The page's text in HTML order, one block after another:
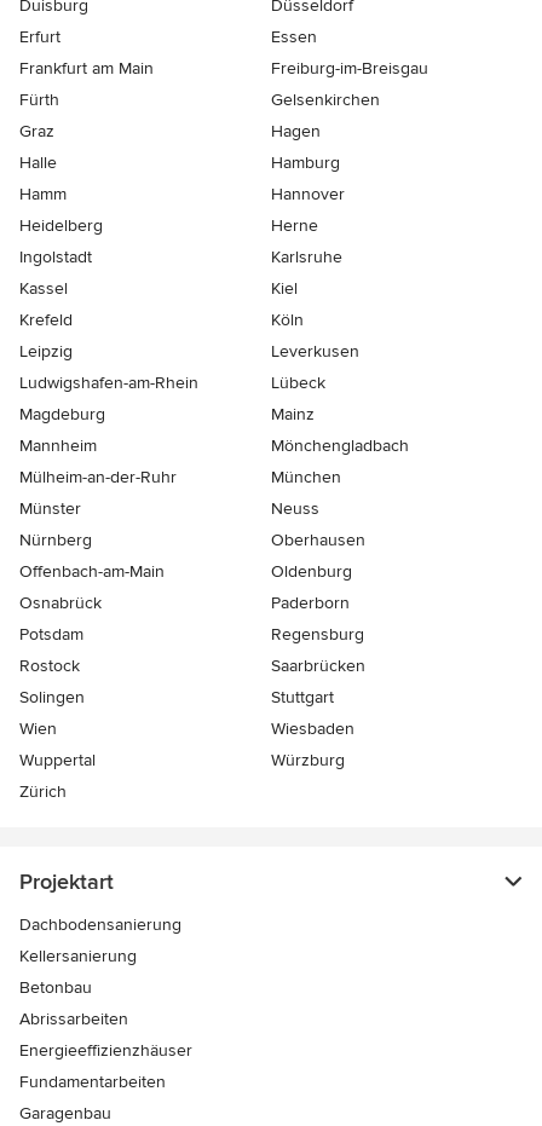
Duisburg
Düsseldorf
Erfurt
Essen
Frankfurt am Main
Freiburg-im-Breisgau
Fürth
Gelsenkirchen
Graz
Hagen
Halle
Hamburg
Hamm
Hannover
Heidelberg
Herne
Ingolstadt
Karlsruhe
Kassel
Kiel
Krefeld
Köln
Leipzig
Leverkusen
Ludwigshafen-am-Rhein
Lübeck
Magdeburg
Mainz
Mannheim
Mönchen­gladbach
Mülheim-an-der-Ruhr
München
Münster
Neuss
Nürnberg
Oberhausen
Offenbach-am-Main
Oldenburg
Osnabrück
Paderborn
Potsdam
Regensburg
Rostock
Saarbrücken
Solingen
Stuttgart
Wien
Wiesbaden
Wuppertal
Würzburg
Zürich
Projektart
Dachbodensanierung
Kellersanierung
Betonbau
Abrissarbeiten
Energieeffizienzhäuser
Fundamentarbeiten
Garagenbau